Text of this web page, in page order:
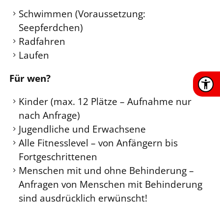
Schwimmen (Voraussetzung:
Seepferdchen)
Radfahren
Laufen
Für wen?
Kinder (max. 12 Plätze – Aufnahme nur
nach Anfrage)
Jugendliche und Erwachsene
Alle Fitnesslevel – von Anfängern bis
Fortgeschrittenen
Menschen mit und ohne Behinderung –
Anfragen von Menschen mit Behinderung
sind ausdrücklich erwünscht!